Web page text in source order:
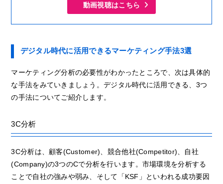
動画視聴はこちら
デジタル時代に活用できるマーケティング手法3選
マーケティング分析の必要性がわかったところで、次は具体的
な手法をみていきましょう。デジタル時代に活用できる、3つ
の手法についてご紹介します。
3C分析
3C分析は、顧客(Customer)、競合他社(Competitor)、自社
(Company)の3つのCで分析を行います。市場環境を分析する
ことで自社の強みや弱み、そして「KSF」といわれる成功要因